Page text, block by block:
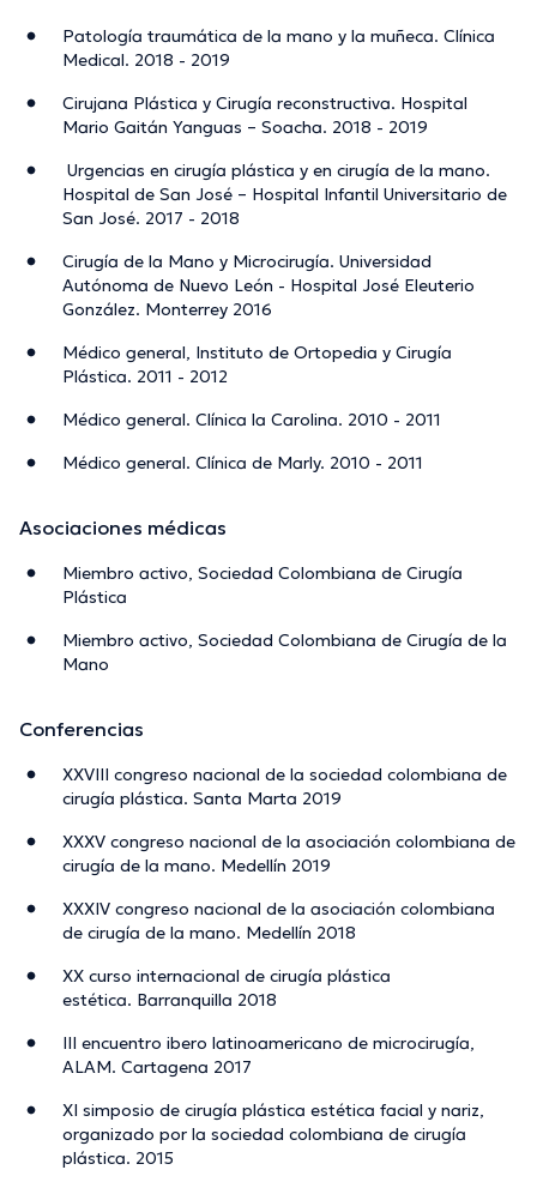
Patología traumática de la mano y la muñeca. Clínica
Medical. 2018 - 2019
Cirujana Plástica y Cirugía reconstructiva. Hospital
Mario Gaitán Yanguas – Soacha. 2018 - 2019
Urgencias en cirugía plástica y en cirugía de la mano.
Hospital de San José – Hospital Infantil Universitario de
San José. 2017 - 2018
Cirugía de la Mano y Microcirugía. Universidad
Autónoma de Nuevo León - Hospital José Eleuterio
González. Monterrey 2016
Médico general, Instituto de Ortopedia y Cirugía
Plástica. 2011 - 2012
Médico general. Clínica la Carolina. 2010 - 2011
Médico general. Clínica de Marly. 2010 - 2011
Asociaciones médicas
Miembro activo, Sociedad Colombiana de Cirugía
Plástica
Miembro activo, Sociedad Colombiana de Cirugía de la
Mano
Conferencias
XXVIII congreso nacional de la sociedad colombiana de
cirugía plástica. Santa Marta 2019
XXXV congreso nacional de la asociación colombiana de
cirugía de la mano. Medellín 2019
XXXIV congreso nacional de la asociación colombiana
de cirugía de la mano. Medellín 2018
XX curso internacional de cirugía plástica
estética. Barranquilla 2018
III encuentro ibero latinoamericano de microcirugía,
ALAM. Cartagena 2017
XI simposio de cirugía plástica estética facial y nariz,
organizado por la sociedad colombiana de cirugía
plástica. 2015